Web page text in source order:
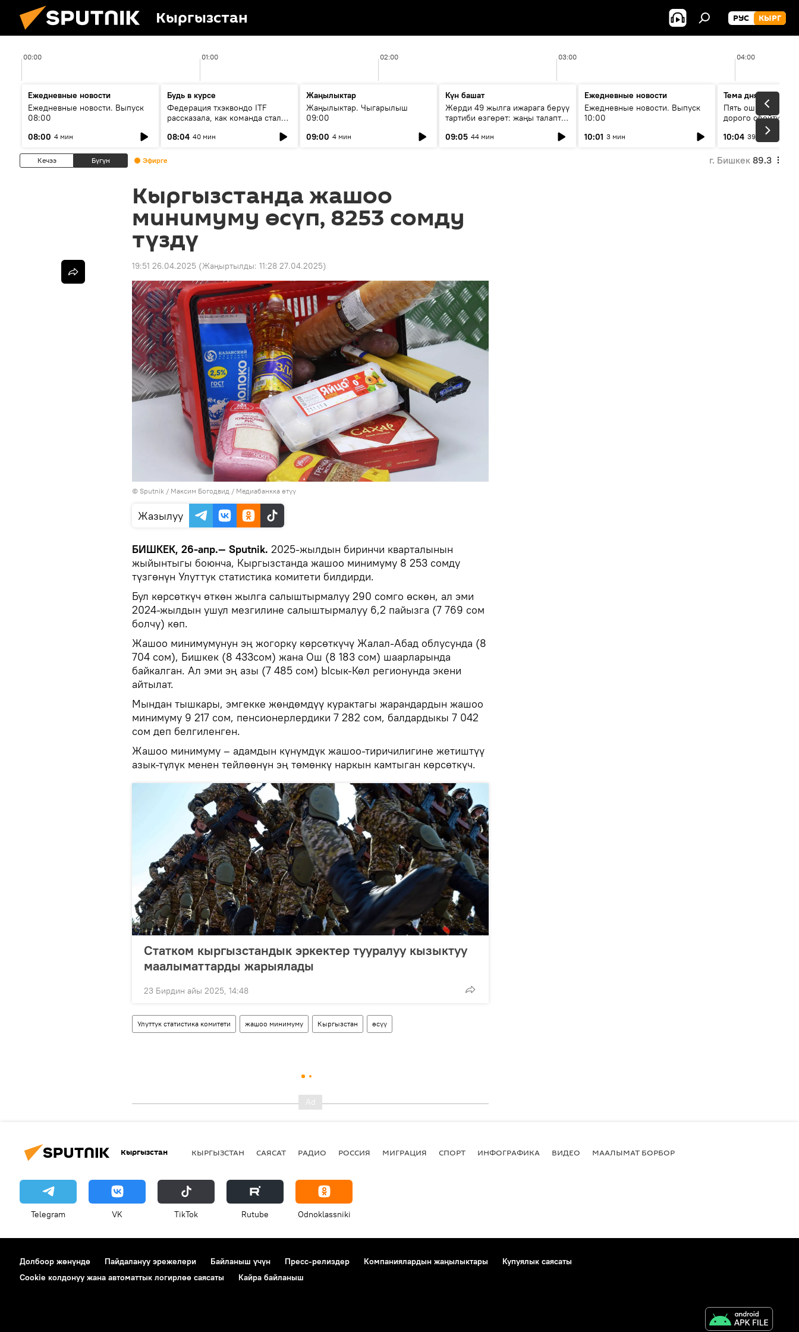
Кыргызстан РУС КЫРГ
00:00 01:00 02:00 03:00 04:00
Ежедневные новости
Ежедневные новости. Выпуск
08:00
08:00 4 мин
Будь в курсе
Федерация тхэквондо ITF
рассказала, как команда стала
08:04 40 мин
Жаңылыктар
Жаңылыктар. Чыгарылыш
09:00
09:00 4 мин
Күн башат
Жерди 49 жылга ижарага берүү
тартиби өзгөрөт: жаңы талаптар
09:05 44 мин
Ежедневные новости
Ежедневные новости. Выпуск
10:00
10:01 3 мин
Тема дня
Пять ошибок
дорого обойтись
10:04 39 мин
Кечээ Бүгүн Эфирге г. Бишкек 89.3
Кыргызстанда жашоо
минимуму өсүп, 8253 сомду
түздү
19:51 26.04.2025 (Жаңыртылды: 11:28 27.04.2025)
© Sputnik / Максим Богодвид / Медиабанкка өтүү
Жазылуу
БИШКЕК, 26-апр.— Sputnik. 2025-жылдын биринчи кварталынын
жыйынтыгы боюнча, Кыргызстанда жашоо минимуму 8 253 сомду
түзгөнүн Улуттук статистика комитети билдирди.
Бул көрсөткүч өткөн жылга салыштырмалуу 290 сомго өскөн, ал эми
2024-жылдын ушул мезгилине салыштырмалуу 6,2 пайызга (7 769 сом
болчу) көп.
Жашоо минимумунун эң жогорку көрсөткүчү Жалал-Абад облусунда (8
704 сом), Бишкек (8 433сом) жана Ош (8 183 сом) шаарларында
байкалган. Ал эми эң азы (7 485 сом) Ысык-Көл регионунда экени
айтылат.
Мындан тышкары, эмгекке жөндөмдүү курактагы жарандардын жашоо
минимуму 9 217 сом, пенсионерлердики 7 282 сом, балдардыкы 7 042
сом деп белгиленген.
Жашоо минимуму – адамдын күнүмдүк жашоо-тиричилигине жетиштүү
азык-түлүк менен тейлөөнүн эң төмөнкү наркын камтыган көрсөткүч.
Статком кыргызстандык эркектер тууралуу кызыктуу
маалыматтарды жарыялады
23 Бирдин айы 2025, 14:48
Улуттук статистика комитети жашоо минимуму Кыргызстан өсүү
Кыргызстан КЫРГЫЗСТАН САЯСАТ РАДИО РОССИЯ МИГРАЦИЯ СПОРТ ИНФОГРАФИКА ВИДЕО МААЛЫМАТ БОРБОР
Telegram VK ТikТоk Rutube Odnoklassniki
Долбоор жөнүндө Пайдалануу эрежелери Байланыш үчүн Пресс-релиздер Компаниялардын жаңылыктары
Купуялык саясаты
Cookie колдонуу жана автоматтык логирлөө саясаты
Кайра байланыш